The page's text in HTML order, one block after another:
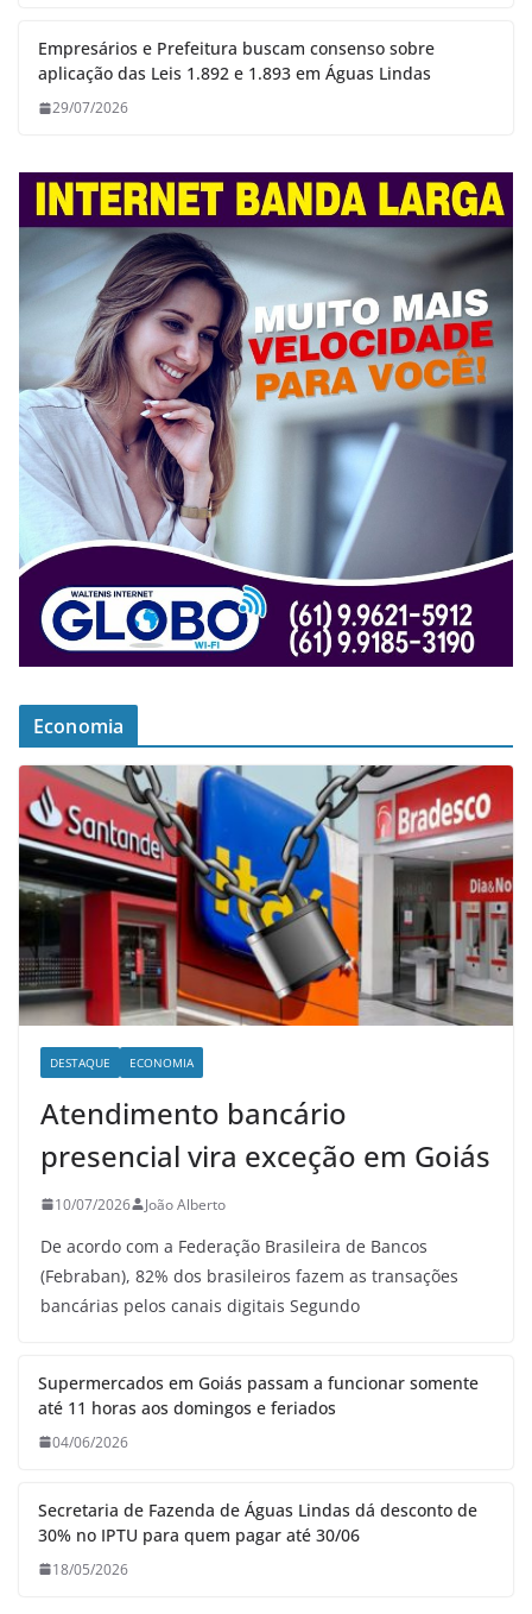
Empresários e Prefeitura buscam consenso sobre
aplicação das Leis 1.892 e 1.893 em Águas Lindas
29/07/2026
Economia
DESTAQUE ECONOMIA
Atendimento bancário
presencial vira exceção em Goiás
10/07/2026 João Alberto
De acordo com a Federação Brasileira de Bancos
(Febraban), 82% dos brasileiros fazem as transações
bancárias pelos canais digitais Segundo
Supermercados em Goiás passam a funcionar somente
até 11 horas aos domingos e feriados
04/06/2026
Secretaria de Fazenda de Águas Lindas dá desconto de
30% no IPTU para quem pagar até 30/06
18/05/2026